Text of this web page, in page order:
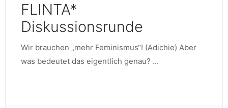
FLINTA*
Diskussionsrunde
Wir brauchen „mehr Feminismus“! (Adichie) Aber
was bedeutet das eigentlich genau? ...